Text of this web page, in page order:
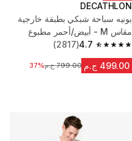
DECATHLON
بونيه سباحة شبكي بطبقة خارجية
مقاس M - أبيض/أحمر مطبوع
4.7
4.7 out of 5 stars from 2817 reviews
(2817)
499.00 ج.م السعر قبل التخفيض
799.00 ج.م 37%